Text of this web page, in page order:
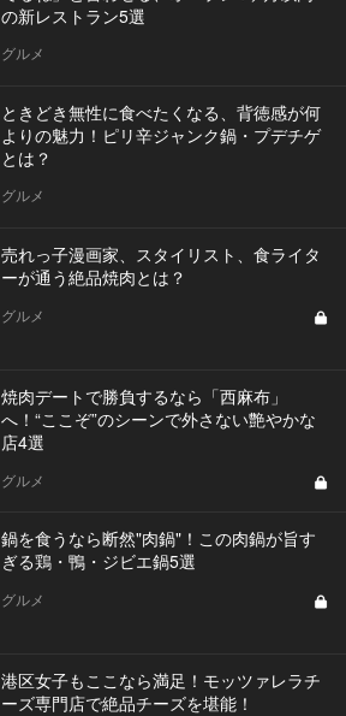
の新レストラン5選
グルメ
ときどき無性に食べたくなる、背徳感が何
よりの魅力！ピリ辛ジャンク鍋・プデチゲ
とは？
グルメ
売れっ子漫画家、スタイリスト、食ライタ
ーが通う絶品焼肉とは？
グルメ
焼肉デートで勝負するなら「西麻布」
へ！“ここぞ”のシーンで外さない艶やかな
店4選
グルメ
鍋を食うなら断然"肉鍋"！この肉鍋が旨す
ぎる鶏・鴨・ジビエ鍋5選
グルメ
港区女子もここなら満足！モッツァレラチ
ーズ専門店で絶品チーズを堪能！